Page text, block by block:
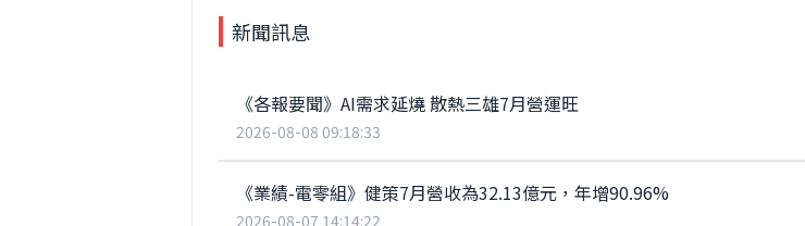
新聞訊息
《各報要聞》AI需求延燒 散熱三雄7月營運旺
2026-08-08 09:18:33
《業績-電零組》健策7月營收為32.13億元，年增90.96%
2026-08-07 14:14:22